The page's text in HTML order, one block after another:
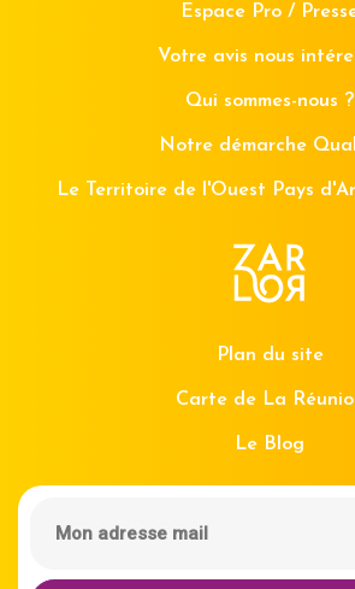
Espace Pro /
Votre avis nous
Qui sommes-nous ?
Notre démarche
Le Territoire de l'Ouest Pays
Plan du site
Carte de La
Le Blog